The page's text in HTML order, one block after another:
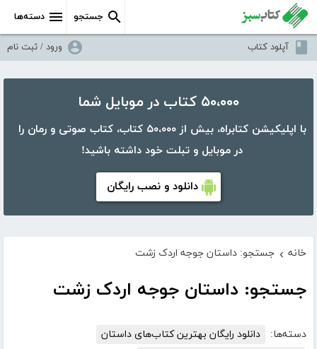
دسته‌ها جستجو
آپلود کتاب ورود / ثبت نام
۵۰،۰۰۰ کتاب در موبایل شما
با اپلیکیشن کتابراه، بیش از ۵۰،۰۰۰ کتاب، کتاب صوتی و رمان را
در موبایل و تبلت خود داشته باشید!
دانلود و نصب رایگان
خانه › جستجو: داستان جوجه اردک زشت
جستجو: داستان جوجه اردک زشت
دسته‌ها:
دانلود رایگان بهترین کتاب‌های داستان